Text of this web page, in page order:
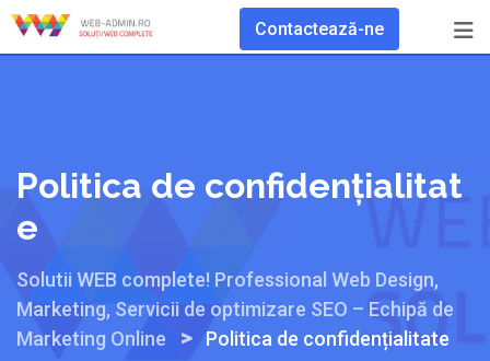
Skip
Contactează-ne
Politica de confidențialitat
e
Solutii WEB complete! Professional Web Design,
Marketing, Servicii de optimizare SEO – Echipă de
Marketing Online
> Politica de confidențialitate